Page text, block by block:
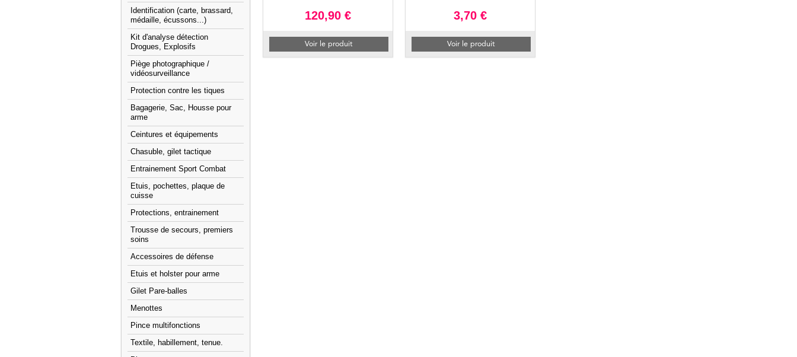
Identification (carte, brassard,
médaille, écussons...)
Kit d'analyse détection
Drogues, Explosifs
Piège photographique /
vidéosurveillance
Protection contre les tiques
Bagagerie, Sac, Housse pour
arme
Ceintures et équipements
Chasuble, gilet tactique
Entrainement Sport Combat
Etuis, pochettes, plaque de
cuisse
Protections, entrainement
Trousse de secours, premiers
soins
Accessoires de défense
Etuis et holster pour arme
Gilet Pare-balles
Menottes
Pince multifonctions
Textile, habillement, tenue.
120,90 €
Voir le produit
3,70 €
Voir le produit